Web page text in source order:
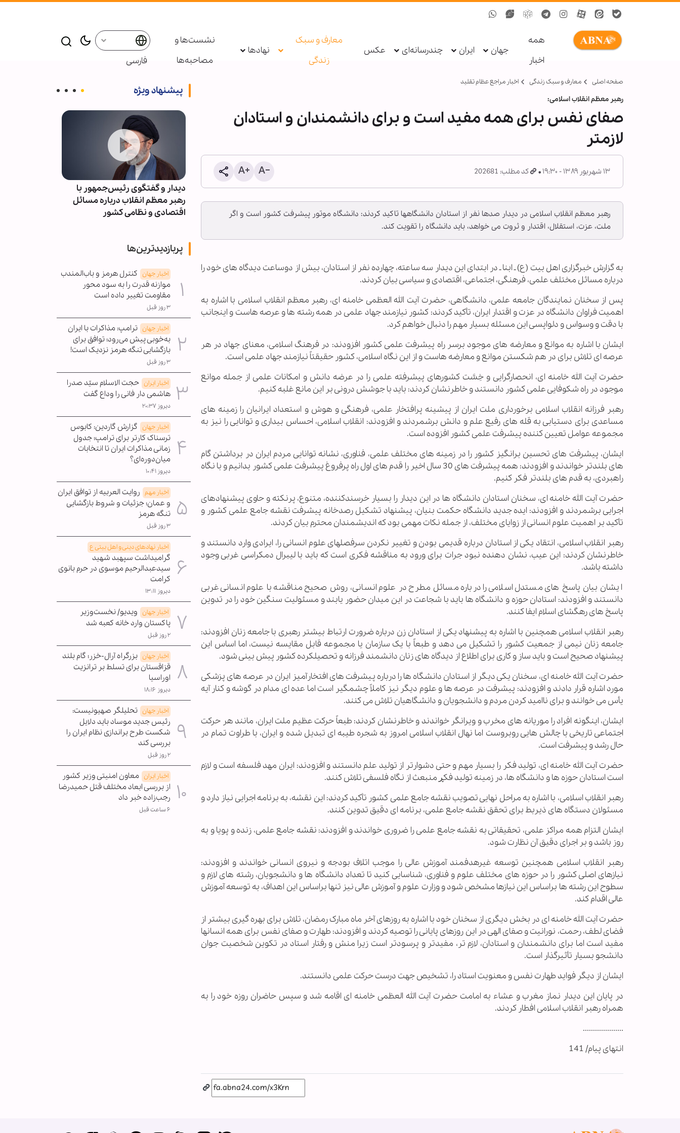
همه
اخبار
جهان ایران چندرسانه‌ای عکس
معارف و سبک
زندگی
نهادها
نشست‌ها و
مصاحبه‌ها
فارسی
صفحه اصلی معارف و سبک زندگی اخبار مراجع عظام تقلید
رهبر معظم انقلاب اسلامی:
صفای نفس برای همه مفید است و برای دانشمندان و استادان
لازم‏تر
۱۳ شهریور ۱۳۸۹ - ۱۹:۳۰ کد مطلب: 202681
رهبر معظم انقلاب اسلامی در دیدار صدها نفر از استادان دانشگاه‏ها تاكید كردند: دانشگاه موتور پیشرفت کشور است و اگر
ملت، عزت، استقلال، اقتدار و ثروت می خواهد، باید دانشگاه را تقویت کند.
به گزارش خبرگزاری اهل بیت (ع) ـ ابنا ـ در ابتدای این دیدار سه ساعته، چهارده نفر از استادان، بیش از دوساعت دیدگاه های خود را
درباره مسائل مختلف علمی، فرهنگی، اجتماعی، اقتصادی و سیاسی بیان کردند.
پس از سخنان نمایندگان جامعه علمی، دانشگاهی، حضرت آیت الله العظمی خامنه ای، رهبر معظم انقلاب اسلامی با اشاره به
اهمیت فراوان دانشگاه در عزت و اقتدار ایران، تأکید کردند: کشور نیازمند جهاد علمی در همه رشته ها و عرصه هاست و اینجانب
با دقت و وسواس و دلواپسی این مسئله بسیار مهم را دنبال خواهم کرد.
ایشان با اشاره به موانع و معارضه های موجود برسر راه پیشرفت علمی کشور افزودند: در فرهنگ اسلامی، معنای جهاد در هر
عرصه ای تلاش برای در هم شکستن موانع و معارضه هاست و از این نگاه اسلامی، کشور حقیقتاً نیازمند جهاد علمی است.
حضرت آیت الله خامنه ای، انحصارگرایی و خِسَّت کشورهای پیشرفته علمی را در عرضه دانش و امکانات علمی از جمله موانع
موجود در راه شکوفایی علمی کشور دانستند و خاطرنشان کردند: باید با جوشش درونی بر این مانع غلبه کنیم.
رهبر فرزانه انقلاب اسلامی برخورداری ملت ایران از پیشینه پرافتخار علمی، فرهنگی و هوش و استعداد ایرانیان را زمینه های
مساعدی برای دستیابی به قله های رفیع علم و دانش برشمردند و افزودند: انقلاب اسلامی، احساس بیداری و توانایی را نیز به
مجموعه عوامل تعیین کننده پیشرفت علمی کشور افزوده است.
ایشان، پیشرفت های تحسین برانگیز کشور را در زمینه های مختلف علمی، فناوری، نشانه توانایی مردم ایران در برداشتن گام
های بلندتر خواندند و افزودند: همه پیشرفت های 30 سال اخیر را قدم های اول راه پرفروغ پیشرفت علمی کشور بدانیم و با نگاه
راهبردی، به قدم های بلندتر فکر کنیم.
حضرت آیت الله خامنه ای، سخنان استادان دانشگاه ها در این دیدار را بسیار خرسندکننده، متنوع، پرنکته و حاوی پیشنهادهای
اجرایی برشمردند و افزودند: ایده جدید دانشگاه حکمت بنیان، پیشنهاد تشکیل رصدخانه پیشرفت نقشه جامع علمی کشور و
تأکید بر اهمیت علوم انسانی از زوایای مختلف، از جمله نکات مهمی بود که اندیشمندان محترم بیان کردند.
رهبر انقلاب اسلامی، انتقاد یکی از استادان درباره قدیمی بودن و تغییر نکردن سرفصلهای علوم انسانی را، ایرادی وارد دانستند و
خاطرنشان کردند: این عیب، نشان دهنده نبود جرات برای ورود به مناقشه فکری است که باید با لیبرال دمکراسی غربی وجود
داشته باشد.
ایشان بیان پاسخ های مستدل اسلامی را درباره مسائل مطرح در علوم انسانی، روش صحیح مناقشه با علوم انسانی غربی
دانستند و افزودند: استادان حوزه و دانشگاه ها باید با شجاعت در این میدان حضور یابند و مسئولیت سنگین خود را در تدوین
پاسخ های رهگشای اسلام ایفا کنند.
رهبر انقلاب اسلامی همچنین با اشاره به پیشنهاد یکی از استادان زن درباره ضرورت ارتباط بیشتر رهبری با جامعه زنان افزودند:
جامعه زنان نیمی از جمعیت کشور را تشکیل می دهد و طبعاً با یک سازمان یا مجموعه قابل مقایسه نیست، اما اساس این
پیشنهاد صحیح است و باید ساز و کاری برای اطلاع از دیدگاه های زنان دانشمند فرزانه و تحصیلکرده کشور پیش بینی شود.
حضرت آیت الله خامنه ای، سخنان یکی دیگر از استادان دانشگاه ها را درباره پیشرفت های افتخارآمیز ایران در عرصه های پزشکی
مورد اشاره قرار دادند و افزودند: پیشرفت در عرصه ها و علوم دیگر نیز کاملاً چشمگیر است اما عده ای مدام در گوشه و کنار آیه
یأس می خوانند و برای ناامید کردن مردم و دانشجویان و دانشگاهیان تلاش می کنند.
ایشان، اینگونه افراد را موریانه های مخرب و ویرانگر خواندند و خاطرنشان کردند: طبعاً حرکت عظیم ملت ایران، مانند هر حرکت
اجتماعی تاریخی با چالش هایی روبروست اما نهال انقلاب اسلامی امروز به شجره طیبه ای تبدیل شده و ایران، با طراوت تمام در
حال رشد و پیشرفت است.
حضرت آیت الله خامنه ای، تولید فکر را بسیار مهم و حتی دشوارتر از تولید علم دانستند و افزودند: ایران مهد فلسفه است و لازم
است استادان حوزه ها و دانشگاه ها، در زمینه تولید فکڕ منبعث از نگاه فلسفی تلاش کنند.
رهبر انقلاب اسلامی، با اشاره به مراحل نهایی تصویب نقشه جامع علمی کشور تأکید کردند: این نقشه، به برنامه اجرایی نیاز دارد و
مسئولان دستگاه های ذیربط برای تحقق نقشه جامع علمی، برنامه ای دقیق تدوین کنند.
ایشان التزام همه مراکز علمی، تحقیقاتی به نقشه جامع علمی را ضروری خواندند و افزودند: نقشه جامع علمی، زنده و پویا و به
روز باشد و بر اجرای دقیق آن نظارت شود.
رهبر انقلاب اسلامی همچنین توسعه غیرهدفمند آموزش عالی را موجب اتلاف بودجه و نیروی انسانی خواندند و افزودند:
نیازهای اصلی کشور را در حوزه های مختلف علوم و فناوری، شناسایی کنید تا تعداد دانشگاه ها و دانشجویان، رشته های لازم و
سطوح این رشته ها براساس این نیازها مشخص شود و وزارت علوم و آموزش عالی نیز تنها براساس این اهداف، به توسعه آموزش
عالی اقدام کند.
حضرت آیت الله خامنه ای در بخش دیگری از سخنان خود با اشاره به روزهای آخر ماه مبارک رمضان، تلاش برای بهره گیری بیشتر از
فضای لطف، رحمت، نورانیت و صفای الهی در این روزهای پایانی را توصیه کردند و افزودند: طهارت و صفای نفس برای همه انسانها
مفید است اما برای دانشمندان و استادان، لازم تر، مفیدتر و پرسودتر است زیرا منش و رفتار استاد در تکوین شخصیت جوان
دانشجو بسیار تأثیرگذار است.
ایشان از دیگر فواید طهارت نفس و معنویت استاد را، تشخیص جهت درست حرکت علمی دانستند.
در پایان این دیدار نماز مغرب و عشاء به امامت حضرت آیت الله العظمی خامنه ای اقامه شد و سپس حاضران روزه خود را به
همراه رهبر انقلاب اسلامی افطار کردند.
....................
انتهای پیام/ 141
پیشنهاد ویژه
«ایستادگی» چکیده عمر امام شهید
است/ گفتمان مقاومت باید به نسل
جوان منتقل شود
دیدار و گفتگوی رئیس‌جمهور با
رهبر معظم انقلاب درباره مسائل
اقتصادی و نظامی کشور
پربازدیدترین‌ها
اخبار جهان کنترل هرمز و باب‌المندب
موازنه قدرت را به سود محور
مقاومت تغییر داده است
۳ روز قبل
اخبار جهان ترامپ: مذاکرات با ایران
به‌خوبی پیش می‌رود؛ توافق برای
بازگشایی تنگه هرمز نزدیک است!
۳ روز قبل
اخبار ایران حجت الاسلام سیّد صدرا
هاشمی دار فانی را وداع گفت
دیروز ۲۰:۳۷
اخبار جهان گزارش گاردین: کابوس
ترسناک کارتر برای ترامپ؛ جدول
زمانی مذاکرات ایران تا انتخابات
میان‌دوره‌ای؟
دیروز ۱۰:۴۱
اخبار مهم روایت العربیه از توافق ایران
و عمان؛ جزئیات و شروط بازگشایی
تنگه هرمز
۳ روز قبل
اخبار نهادهای دینی و اهل بیتی ع
گرامیداشت سپهبد شهید
سیدعبدالرحیم موسوی در حرم بانوی
کرامت
دیروز ۱۳:۱۱
اخبار جهان ویدیو/ نخست‌وزیر
پاکستان وارد خانه کعبه شد
۲ روز قبل
اخبار جهان بزرگراه آرال-خزر؛ گام بلند
قزاقستان برای تسلط بر ترانزیت
اوراسیا
دیروز ۱۸:۱۶
اخبار جهان تحلیلگر صهیونیست:
رئیس جدید موساد باید دلایل
شکست طرح براندازی نظام ایران را
بررسی کند
۲ روز قبل
اخبار ایران معاون امنیتی وزیر کشور
از بررسی ابعاد مختلف قتل حمیدرضا
رجب‌زاده خبر داد
۶ ساعت قبل